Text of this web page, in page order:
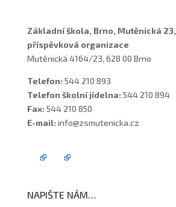
Základní škola, Brno, Mutěnická 23,
příspěvková organizace
Mutěnická 4164/23, 628 00 Brno
Telefon: 544 210 893
Telefon školní jídelna: 544 210 894
Fax: 544 210 850
E-mail: info@zsmutenicka.cz
NAPIŠTE NÁM…